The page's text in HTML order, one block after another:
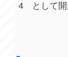
4 として